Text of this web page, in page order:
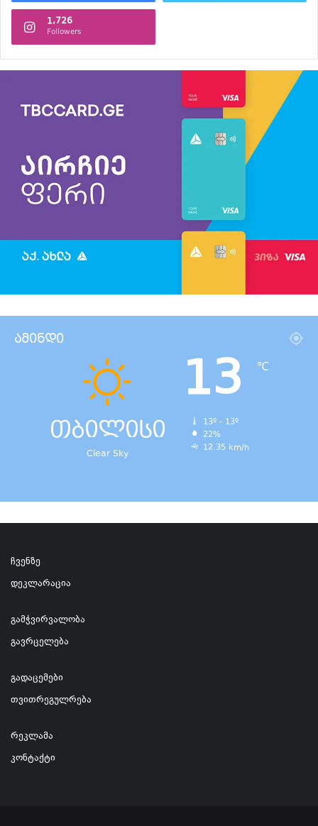
1,726
Followers
ამინდი
თბილისი
Clear Sky
13 ℃
13º - 13º
22%
12.35 km/h
ჩვენზე
დეკლარაცია
გამჭვირვალობა
გავრცელება
გადაცემები
თვითრეგულრება
რეკლამა
კონტაქტი